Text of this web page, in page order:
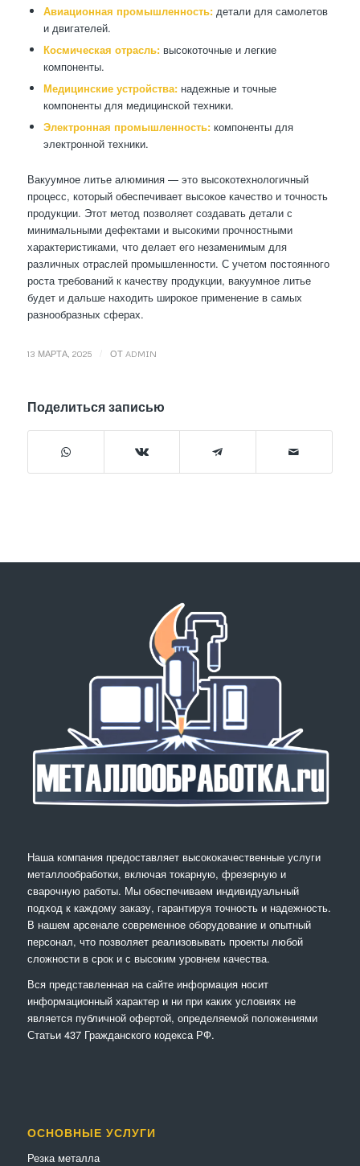
Авиационная промышленность:детали для самолетов
и двигателей.
Космическая отрасль:высокоточные и легкие
компоненты.
Медицинские устройства:надежные и точные
компоненты для медицинской техники.
Электронная промышленность:компоненты для
электронной техники.
Вакуумное литье алюминия — это высокотехнологичный
процесс, который обеспечивает высокое качество и точность
продукции. Этот метод позволяет создавать детали с
минимальными дефектами и высокими прочностными
характеристиками, что делает его незаменимым для
различных отраслей промышленности. С учетом постоянного
роста требований к качеству продукции, вакуумное литье
будет и дальше находить широкое применение в самых
разнообразных сферах.
13 МАРТА, 2025 ОТ ADMIN
Поделиться записью
Наша компания предоставляет высококачественные услуги
металлообработки, включая токарную, фрезерную и
сварочную работы. Мы обеспечиваем индивидуальный
подход к каждому заказу, гарантируя точность и надежность.
В нашем арсенале современное оборудование и опытный
персонал, что позволяет реализовывать проекты любой
сложности в срок и с высоким уровнем качества.
Вся представленная на сайте информация носит
информационный характер и ни при каких условиях не
является публичной офертой, определяемой положениями
Статьи 437 Гражданского кодекса РФ.
ОСНОВНЫЕ УСЛУГИ
Резка металла